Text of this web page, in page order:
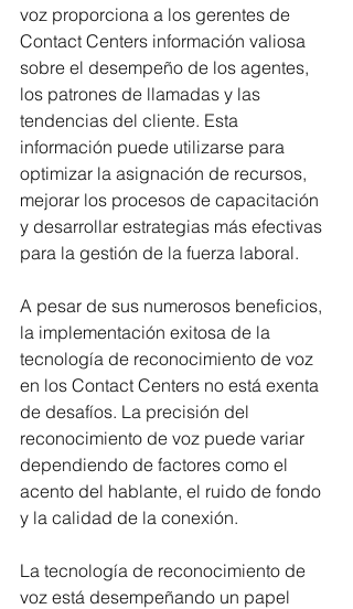
voz proporciona a los gerentes de
Contact Centers información valiosa
sobre el desempeño de los agentes,
los patrones de llamadas y las
tendencias del cliente. Esta
información puede utilizarse para
optimizar la asignación de recursos,
mejorar los procesos de capacitación
y desarrollar estrategias más efectivas
para la gestión de la fuerza laboral.
A pesar de sus numerosos beneficios,
la implementación exitosa de la
tecnología de reconocimiento de voz
en los Contact Centers no está exenta
de desafíos. La precisión del
reconocimiento de voz puede variar
dependiendo de factores como el
acento del hablante, el ruido de fondo
y la calidad de la conexión.
La tecnología de reconocimiento de
voz está desempeñando un papel